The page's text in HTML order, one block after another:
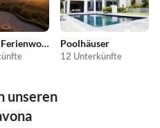
Günstige Ferienwohnungen Poolhäuser
12 Unterkünfte
unseren